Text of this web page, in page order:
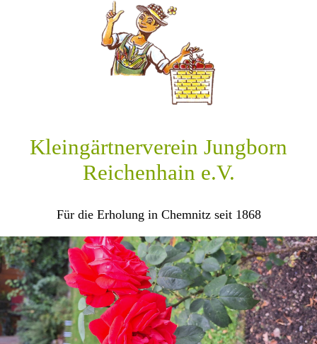
Kleingärtnerverein Jungborn
Reichenhain e.V.
Für die Erholung in Chemnitz seit 1868